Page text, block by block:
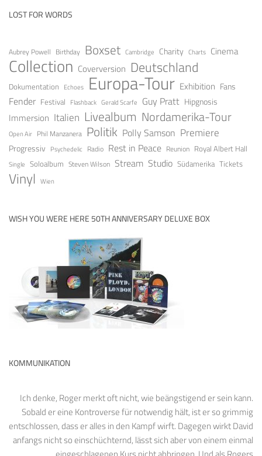
LOST FOR WORDS
Aubrey Powell Birthday Boxset Cambridge Charity Charts Cinema
Collection Coverversion Deutschland
Dokumentation Echoes Europa-Tour Exhibition Fans
Fender Festival Flashback Gerald Scarfe Guy Pratt Hipgnosis
Immersion Italien Livealbum Nordamerika-Tour
Open Air Phil Manzanera Politik Polly Samson Premiere
Progressiv Psychedelic Radio Rest in Peace Reunion Royal Albert Hall
Single Soloalbum Steven Wilson Stream Studio Südamerika Tickets
Vinyl Wien
WISH YOU WERE HERE 50TH ANNIVERSARY DELUXE BOX
KOMMUNIKATION
Ich denke, Roger merkt oft nicht, wie beängstigend er sein kann.
Sobald er eine Kontroverse für notwendig hält, ist er so grimmig
entschlossen, dass er alles in den Kampf wirft. Dagegen wirkt David
anfangs nicht so einschüchternd, lässt sich aber von einem einmal